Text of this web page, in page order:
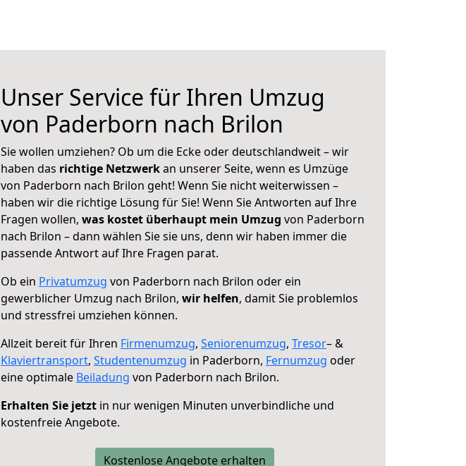
Unser Service für Ihren Umzug
von Paderborn nach Brilon
Sie wollen umziehen? Ob um die Ecke oder deutschlandweit – wir
haben das richtige Netzwerkan unserer Seite, wenn es Umzüge
von Paderborn nach Brilon geht! Wenn Sie nicht weiterwissen –
haben wir die richtige Lösung für Sie! Wenn Sie Antworten auf Ihre
Fragen wollen, was kostet überhaupt mein Umzug von Paderborn
nach Brilon – dann wählen Sie sie uns, denn wir haben immer die
passende Antwort auf Ihre Fragen parat.
Ob ein Privatumzug von Paderborn nach Brilon oder ein
gewerblicher Umzug nach Brilon, wir helfen, damit Sie problemlos
und stressfrei umziehen können.
Allzeit bereit für Ihren Firmenumzug, Seniorenumzug, Tresor– &
Klaviertransport, Studentenumzug in Paderborn, Fernumzug oder
eine optimale Beiladung von Paderborn nach Brilon.
Erhalten Sie jetzt in nur wenigen Minuten unverbindliche und
kostenfreie Angebote.
Kostenlose Angebote erhalten